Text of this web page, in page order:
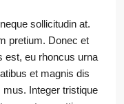
sollicitudin at.
pretium. Donec et
est, eu rhoncus urna
et magnis dis
Integer tristique